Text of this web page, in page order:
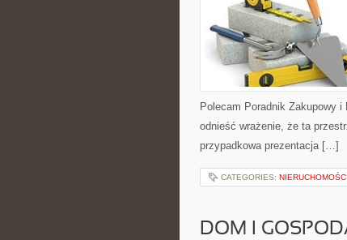
Polecam Poradnik Zakupowy
odnieść wrażenie, że ta
przypadkowa prezentacja […]
CATEGORIES: NIERUCHOMOŚCI
DOM I